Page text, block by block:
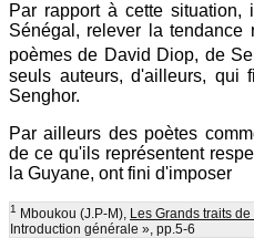
Par rapport à cette
Sénégal, relever la tendance
poèmes de David Diop, de
seuls auteurs, d'ailleurs, qui
Senghor.
Par ailleurs des poètes
de ce qu'ils représentent
la Guyane, ont fini d'imposer
1 Mboukou (J.P-M), Les Grands traits
Introduction générale », pp.5-6